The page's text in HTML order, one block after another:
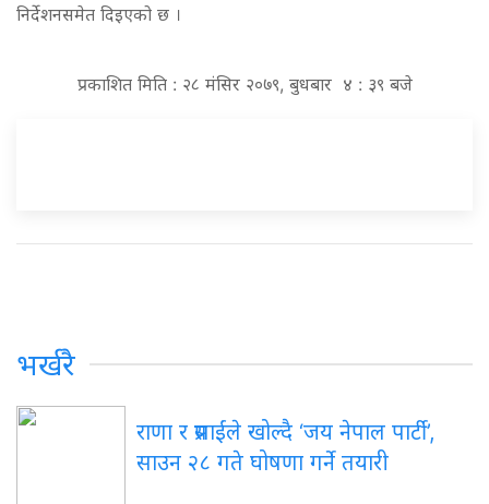
निर्देशनसमेत दिइएको छ ।
प्रकाशित मिति : २८ मंसिर २०७९, बुधबार ४ : ३९ बजे
भर्खरै
राणा र प्रसाईंले खोल्दै ‘जय नेपाल पार्टी’,
साउन २८ गते घोषणा गर्ने तयारी